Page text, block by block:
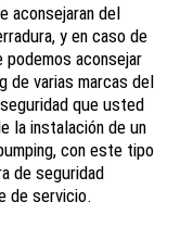
del
y en caso de
podemos aconsejar
de varias marcas del
que usted
la instalación de un
con este tipo
de seguridad
de servicio.